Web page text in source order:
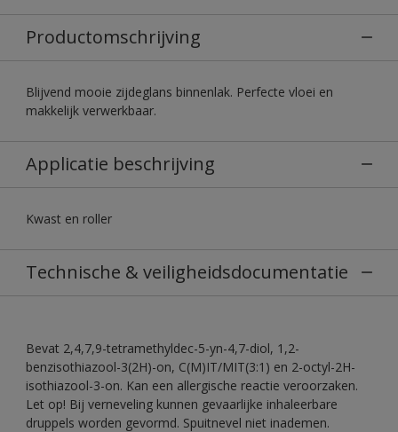
Productomschrijving
Blijvend mooie zijdeglans binnenlak. Perfecte vloei en
makkelijk verwerkbaar.
Applicatie beschrijving
Kwast en roller
Technische & veiligheidsdocumentatie
Bevat 2,4,7,9-tetramethyldec-5-yn-4,7-diol, 1,2-
benzisothiazool-3(2H)-on, C(M)IT/MIT(3:1) en 2-octyl-2H-
isothiazool-3-on. Kan een allergische reactie veroorzaken.
Let op! Bij verneveling kunnen gevaarlijke inhaleerbare
druppels worden gevormd. Spuitnevel niet inademen.